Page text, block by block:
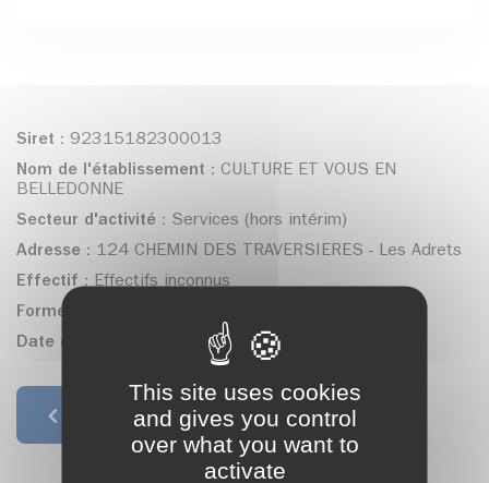
This site uses cookies
and gives you control
over what you want to
activate
Siret : 92315182300013
Nom de l'établissement : CULTURE ET VOUS EN
BELLEDONNE
Secteur d'activité : Services (hors intérim)
Adresse : 124 CHEMIN DES TRAVERSIERES - Les Adrets
Effectif :Effectifs inconnus
Forme juridique :
Date de création :
04/02/2022
Retour à la liste